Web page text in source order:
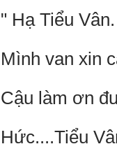
" Hạ Tiểu Vân.
Mình van xin
Cậu làm ơn
Hức....Tiểu